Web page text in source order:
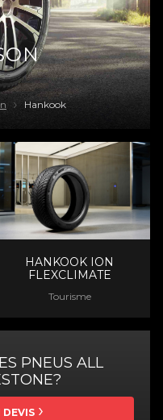
Hankook
HANKOOK ION
FLEXCLIMATE
Tourisme
PNEUS ALL
DEVIS